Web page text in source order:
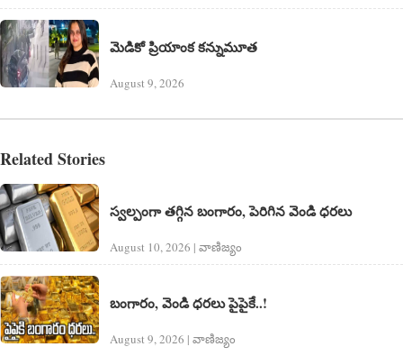
మెడికో ప్రియాంక కన్నుమూత
August 9, 2026
Related Stories
స్వల్పంగా తగ్గిన బంగారం, పెరిగిన వెండి ధరలు
August 10, 2026 | వాణిజ్యం
బంగారం, వెండి ధరలు పైపైకే..!
August 9, 2026 | వాణిజ్యం